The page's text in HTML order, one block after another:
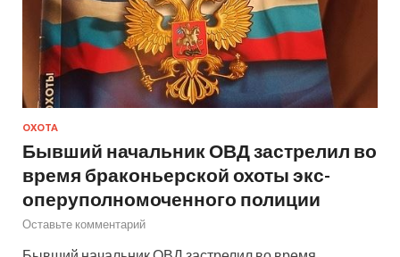
ОХОТА
Бывший начальник ОВД застрелил во
время браконьерской охоты экс-
оперуполномоченного полиции
Оставьте комментарий